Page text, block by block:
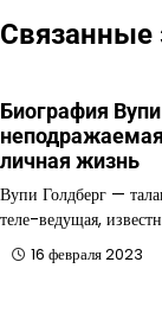
Связанные
Биография
личная жизнь
Вупи Голдберг —
теле-ведущая,
16 февраля 2023